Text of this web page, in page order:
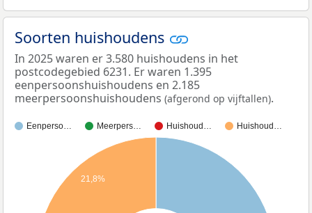
Soorten huishoudens
In 2025 waren er 3.580 huishoudens in het
postcodegebied 6231. Er waren 1.395
eenpersoonshuishoudens en 2.185
meerpersoonshuishoudens (afgerond op vijftallen).
Eenperso… Meerpers… Huishoud… Huishoud…
21,8%